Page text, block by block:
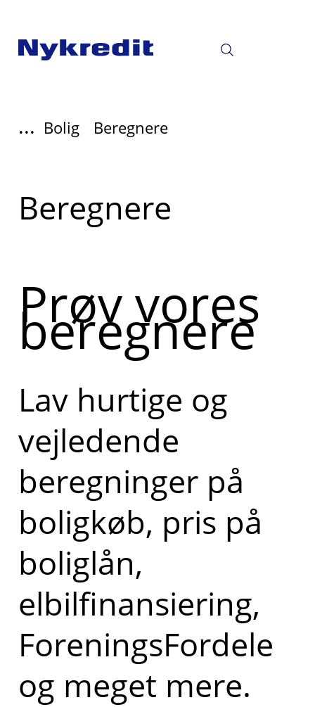
... Bolig Beregnere
Read
more
Beregnere
Prøv vores
beregnere
Lav hurtige og
vejledende
beregninger på
boligkøb, pris på
boliglån,
elbilfinansiering,
ForeningsFordele
og meget mere.